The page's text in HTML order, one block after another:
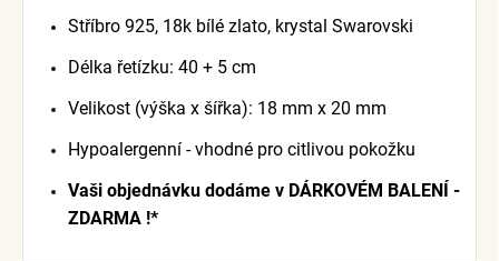
Stříbro 925, 18k bílé zlato, krystal Swarovski
Délka řetízku: 40 + 5 cm
Velikost (výška x šířka): 18 mm x 20 mm
Hypoalergenní - vhodné pro citlivou pokožku
Vaši objednávku dodáme v DÁRKOVÉM BALENÍ -
ZDARMA !*